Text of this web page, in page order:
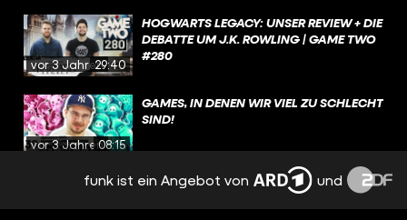
vor 3 Jahren29:40
HOGWARTS LEGACY: UNSER REVIEW + DIE
DEBATTE UM J.K. ROWLING | GAME TWO
#280
vor 3 Jahren08:15
GAMES, IN DENEN WIR VIEL ZU SCHLECHT
SIND!
DEAD SPACE, FORSPOKEN, SPONGEBOB
SCHWAMMKOPF: THE COSMIC SHAKE |
funk ist ein Angebot von und